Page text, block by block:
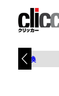
タイヤ交換